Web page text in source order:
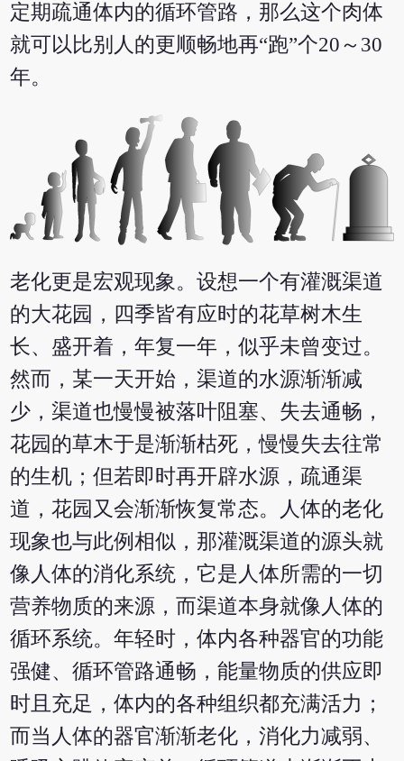
定期疏通体内的循环管路，那么这个肉体
就可以比别人的更顺畅地再“跑”个20～30
年。
老化更是宏观现象。设想一个有灌溉渠道
的大花园，四季皆有应时的花草树木生
长、盛开着，年复一年，似乎未曾变过。
然而，某一天开始，渠道的水源渐渐减
少，渠道也慢慢被落叶阻塞、失去通畅，
花园的草木于是渐渐枯死，慢慢失去往常
的生机；但若即时再开辟水源，疏通渠
道，花园又会渐渐恢复常态。人体的老化
现象也与此例相似，那灌溉渠道的源头就
像人体的消化系统，它是人体所需的一切
营养物质的来源，而渠道本身就像人体的
循环系统。年轻时，体内各种器官的功能
强健、循环管路通畅，能量物质的供应即
时且充足，体内的各种组织都充满活力；
而当人体的器官渐渐老化，消化力减弱、